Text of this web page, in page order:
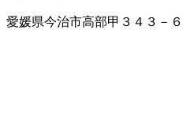
愛媛県今治市高部甲３４３－６